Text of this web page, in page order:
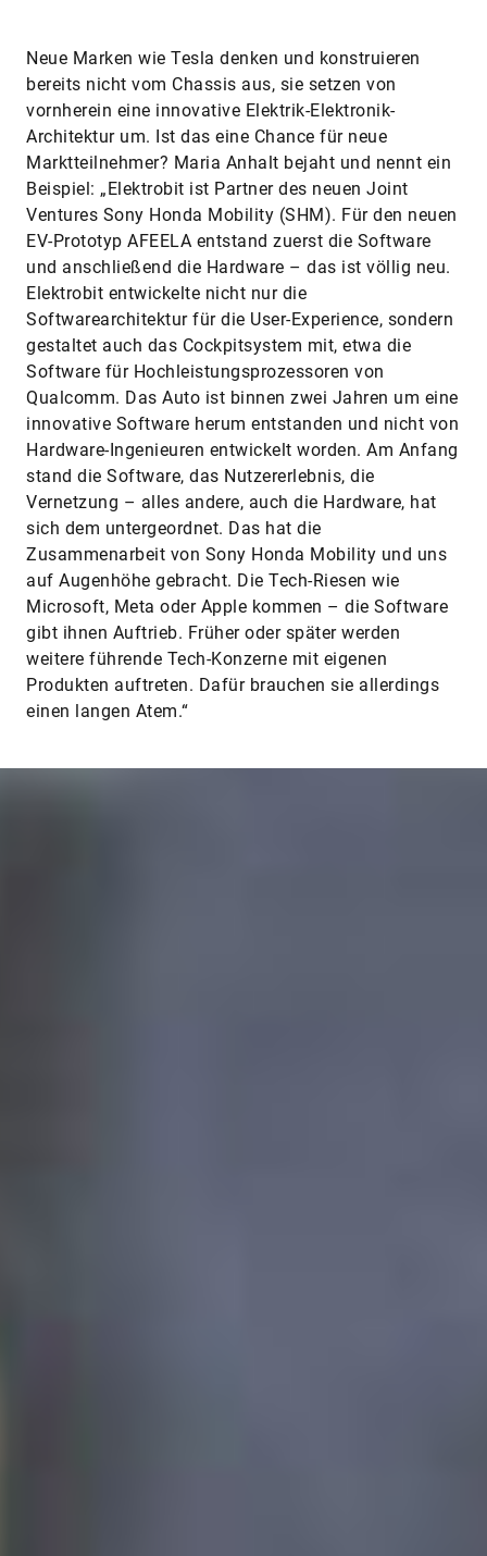
Neue Marken wie Tesla denken und konstruieren
bereits nicht vom Chassis aus, sie setzen von
vornherein eine innovative Elektrik-Elektronik-
Architektur um. Ist das eine Chance für neue
Marktteilnehmer? Maria Anhalt bejaht und nennt ein
Beispiel: „Elektrobit ist Partner des neuen Joint
Ventures Sony Honda Mobility (SHM). Für den neuen
EV-Prototyp AFEELA entstand zuerst die Software
und anschließend die Hardware – das ist völlig neu.
Elektrobit entwickelte nicht nur die
Softwarearchitektur für die User-Experience, sondern
gestaltet auch das Cockpitsystem mit, etwa die
Software für Hochleistungsprozessoren von
Qualcomm. Das Auto ist binnen zwei Jahren um eine
innovative Software herum entstanden und nicht von
Hardware-Ingenieuren entwickelt worden. Am Anfang
stand die Software, das Nutzer­erlebnis, die
Vernetzung – alles andere, auch die Hardware, hat
sich dem untergeordnet. Das hat die
Zusammenarbeit von Sony Honda Mobility und uns
auf Augenhöhe gebracht. Die Tech-Riesen wie
Microsoft, Meta oder Apple kommen – die Software
gibt ihnen Auftrieb. Früher oder später werden
weitere führende Tech-Konzerne mit eigenen
Produkten auftreten. Dafür brauchen sie allerdings
einen langen Atem.“